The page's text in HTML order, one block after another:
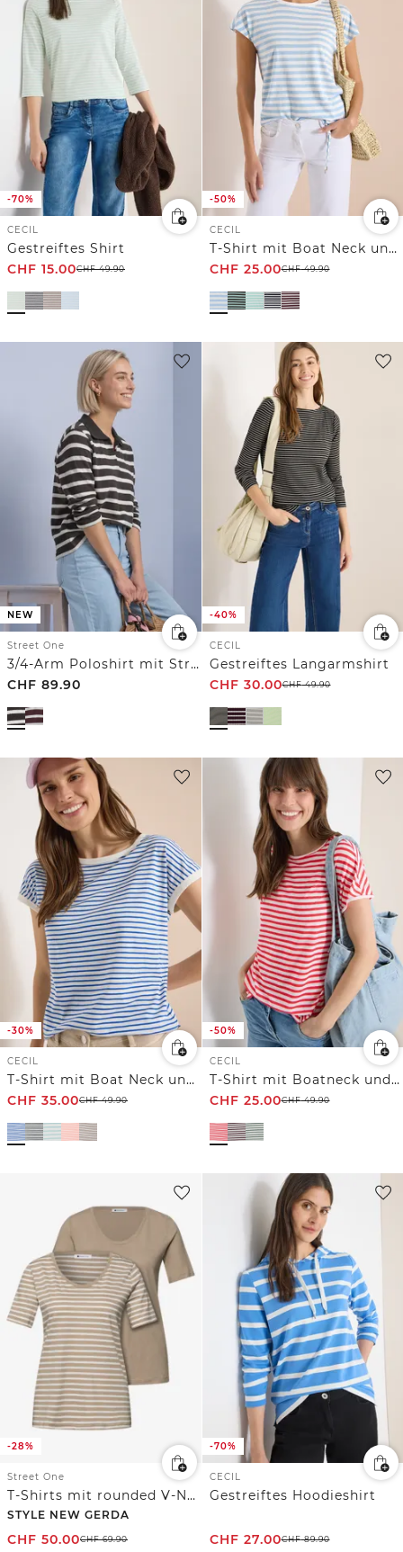
-70%
CECIL
Gestreiftes Shirt
CHF 15.00CHF49.90
-50%
CECIL
T-Shirt mit Boat Neck und Streifen
CHF 25.00CHF49.90
NEW
Street One
3/4-Arm Poloshirt mit Streifenmuster
CHF 89.90
-40%
CECIL
Gestreiftes Langarmshirt
CHF 30.00CHF49.90
-30%
CECIL
T-Shirt mit Boat Neck und Streifen
CHF 35.00CHF49.90
-50%
CECIL
T-Shirt mit Boatneck und Streifen
CHF 25.00CHF49.90
-28%
Street One
T-Shirts mit rounded V-Neck im 2er-Pack
STYLE NEW GERDA
CHF 50.00CHF69.90
-70%
CECIL
Gestreiftes Hoodieshirt
CHF 27.00CHF89.90